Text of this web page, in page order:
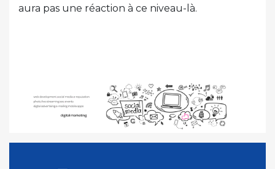
aura pas une réaction à ce niveau-là.